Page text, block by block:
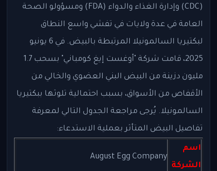
(CDC) وإدارة الغذاء والدواء (FDA) ومسؤولو الصحة
العامة في عدة ولايات في تفشي واسع النطاق
لبكتيريا السالمونيلا المرتبطة بالبيض. في 6 يونيو
2025، قامت شركة "أوغست إيغ كومباني" بسحب 1.7
مليون دزينة من البيض البني العضوي والخالي من
الأقفاص من الأسواق، بسبب احتمالية تلوثها ببكتيريا
السالمونيلا. يُرجى مراجعة الجدول التالي لمعرفة
تفاصيل البيض المتأثر بعملية الاستدعاء:
اسم
الشركة
August Egg Company